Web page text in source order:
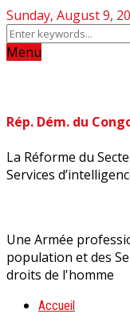
Sunday, August 9,
Menu
Rép. Dém. du
La Réforme du
Services
Une Armée
population et des
droits de l'homme
Accueil